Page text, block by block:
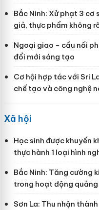
Bắc Ninh: Xử phạt 3 cơ
giả, thực phẩm không
Ngoại giao - cầu nối
đổi mới sáng tạo
Cơ hội hợp tác với Sri
chế tạo và công nghệ
Xã hội
Học sinh được khuyến
thực hành 1 loại hình
Bắc Ninh: Tăng cường
trong hoạt động
Sơn La: Thu nhận